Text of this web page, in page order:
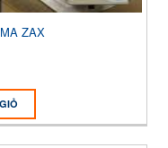
ZAX